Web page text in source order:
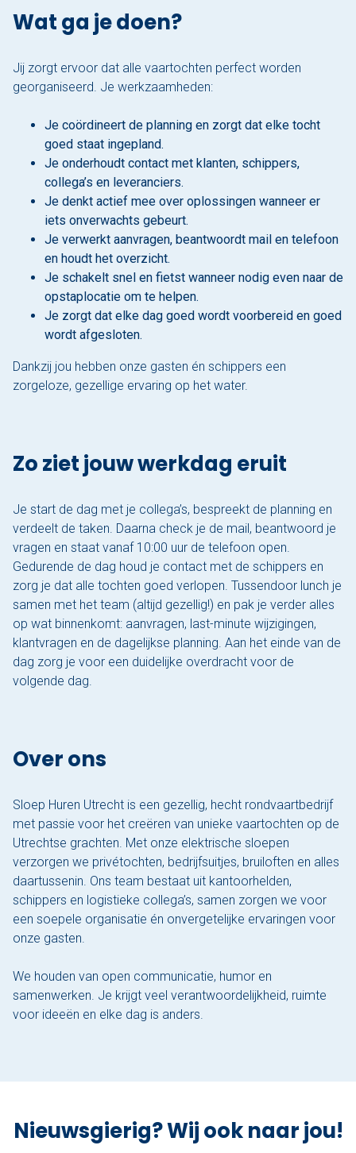
Wat ga je doen?
Jij zorgt ervoor dat alle vaartochten perfect worden
georganiseerd. Je werkzaamheden:
Je coördineert de planning en zorgt dat elke tocht
goed staat ingepland.
Je onderhoudt contact met klanten, schippers,
collega’s en leveranciers.
Je denkt actief mee over oplossingen wanneer er
iets onverwachts gebeurt.
Je verwerkt aanvragen, beantwoordt mail en telefoon
en houdt het overzicht.
Je schakelt snel en fietst wanneer nodig even naar de
opstaplocatie om te helpen.
Je zorgt dat elke dag goed wordt voorbereid en goed
wordt afgesloten.
Dankzij jou hebben onze gasten én schippers een
zorgeloze, gezellige ervaring op het water.
Zo ziet jouw werkdag eruit
Je start de dag met je collega’s, bespreekt de planning en
verdeelt de taken. Daarna check je de mail, beantwoord je
vragen en staat vanaf 10:00 uur de telefoon open.
Gedurende de dag houd je contact met de schippers en
zorg je dat alle tochten goed verlopen. Tussendoor lunch je
samen met het team (altijd gezellig!) en pak je verder alles
op wat binnenkomt: aanvragen, last-minute wijzigingen,
klantvragen en de dagelijkse planning. Aan het einde van de
dag zorg je voor een duidelijke overdracht voor de
volgende dag.
Over ons
Sloep Huren Utrecht is een gezellig, hecht rondvaartbedrijf
met passie voor het creëren van unieke vaartochten op de
Utrechtse grachten. Met onze elektrische sloepen
verzorgen we privétochten, bedrijfsuitjes, bruiloften en alles
daartussenin. Ons team bestaat uit kantoorhelden,
schippers en logistieke collega’s, samen zorgen we voor
een soepele organisatie én onvergetelijke ervaringen voor
onze gasten.
We houden van open communicatie, humor en
samenwerken. Je krijgt veel verantwoordelijkheid, ruimte
voor ideeën en elke dag is anders.
Nieuwsgierig? Wij ook naar jou!